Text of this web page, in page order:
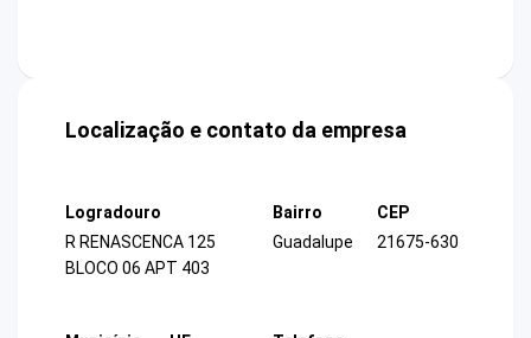
Localização e contato da empresa
Logradouro
R RENASCENCA 125
BLOCO 06 APT 403
Bairro
Guadalupe
CEP
21675-630